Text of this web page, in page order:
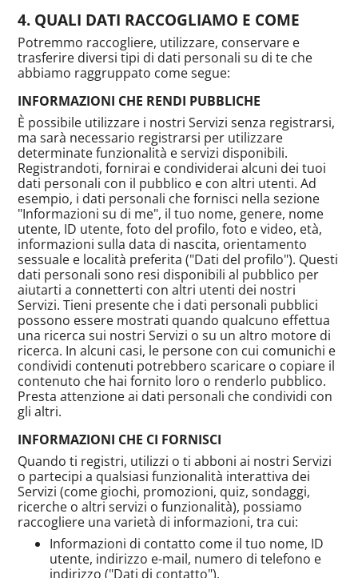
QUALI DATI RACCOGLIAMO E COME
Potremmo raccogliere, utilizzare, conservare e
trasferire diversi tipi di dati personali su di te che
abbiamo raggruppato come segue:
INFORMAZIONI CHE RENDI PUBBLICHE
È possibile utilizzare i nostri Servizi senza registrarsi,
ma sarà necessario registrarsi per utilizzare
determinate funzionalità e servizi disponibili.
Registrandoti, fornirai e condividerai alcuni dei tuoi
dati personali con il pubblico e con altri utenti. Ad
esempio, i dati personali che fornisci nella sezione
"Informazioni su di me", il tuo nome, genere, nome
utente, ID utente, foto del profilo, foto e video, età,
informazioni sulla data di nascita, orientamento
sessuale e località preferita ("Dati del profilo"). Questi
dati personali sono resi disponibili al pubblico per
aiutarti a connetterti con altri utenti dei nostri
Servizi. Tieni presente che i dati personali pubblici
possono essere mostrati quando qualcuno effettua
una ricerca sui nostri Servizi o su un altro motore di
ricerca. In alcuni casi, le persone con cui comunichi e
condividi contenuti potrebbero scaricare o copiare il
contenuto che hai fornito loro o renderlo pubblico.
Presta attenzione ai dati personali che condividi con
gli altri.
INFORMAZIONI CHE CI FORNISCI
Quando ti registri, utilizzi o ti abboni ai nostri Servizi
o partecipi a qualsiasi funzionalità interattiva dei
Servizi (come giochi, promozioni, quiz, sondaggi,
ricerche o altri servizi o funzionalità), possiamo
raccogliere una varietà di informazioni, tra cui:
Informazioni di contatto come il tuo nome, ID
utente, indirizzo e-mail, numero di telefono e
indirizzo ("Dati di contatto").